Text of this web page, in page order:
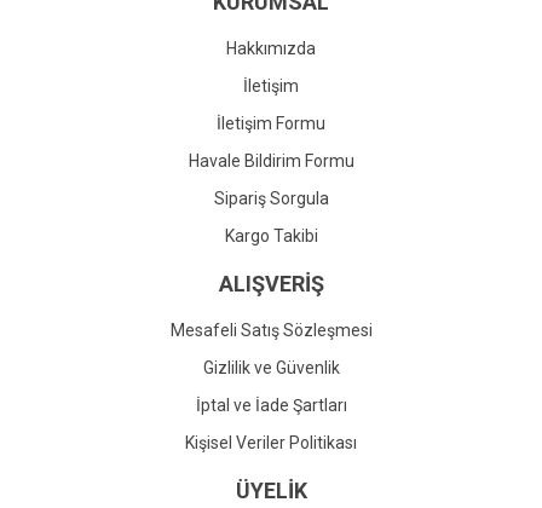
Gönder
Hakkımızda
İletişim
İletişim Formu
Havale Bildirim Formu
Sipariş Sorgula
Kargo Takibi
ALIŞVERİŞ
Mesafeli Satış Sözleşmesi
Gizlilik ve Güvenlik
İptal ve İade Şartları
Kişisel Veriler Politikası
ÜYELİK